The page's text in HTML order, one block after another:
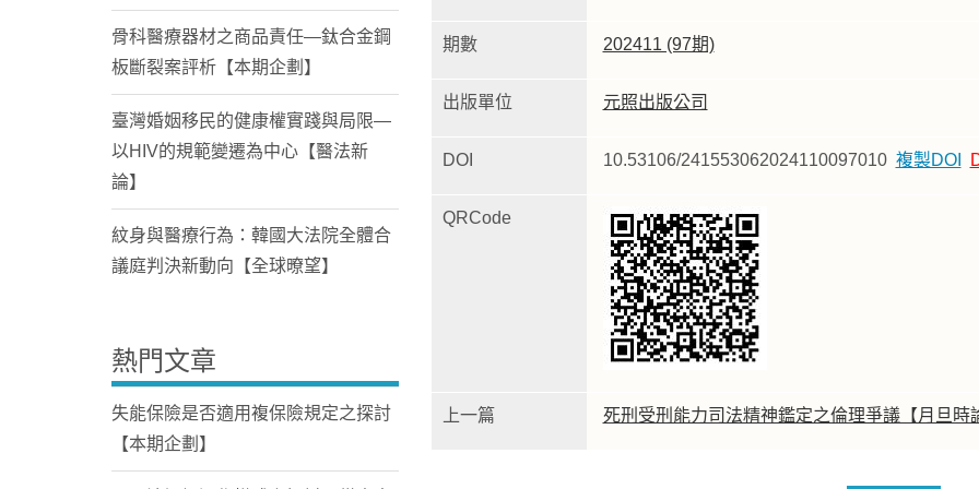
期數 202411 (97期)
出版單位 元照出版公司
DOI 10.53106/241553062024110097010 複製DOI
QRCode
上一篇 死刑受刑能力司法精神鑑定之倫理爭議【月旦時
骨科醫療器材之商品責任—鈦合金鋼
板斷裂案評析【本期企劃】
臺灣婚姻移民的健康權實踐與局限—
以HIV的規範變遷為中心【醫法新
論】
紋身與醫療行為：韓國大法院全體合
議庭判決新動向【全球暸望】
熱門文章
失能保險是否適用複保險規定之探討
【本期企劃】